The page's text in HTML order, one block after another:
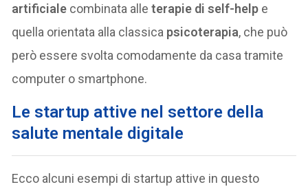
artificiale combinata alleterapie di self-help e
quella orientata alla classica psicoterapia, che può
però essere svolta comodamente da casa tramite
computer o smartphone.
Le startup attive nel settore della
salute mentale digitale
Ecco alcuni esempi di startup attive in questo